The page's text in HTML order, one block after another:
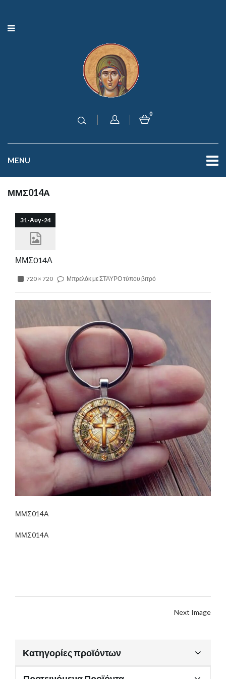
0
MENU
ΜΜΣ014Α
31-Αυγ-24
ΜΜΣ014Α
720 × 720 Μπρελόκ με ΣΤΑΥΡΟ τύπου βιτρό
ΜΜΣ014Α
ΜΜΣ014Α
Next Image
Κατηγορίες προϊόντων